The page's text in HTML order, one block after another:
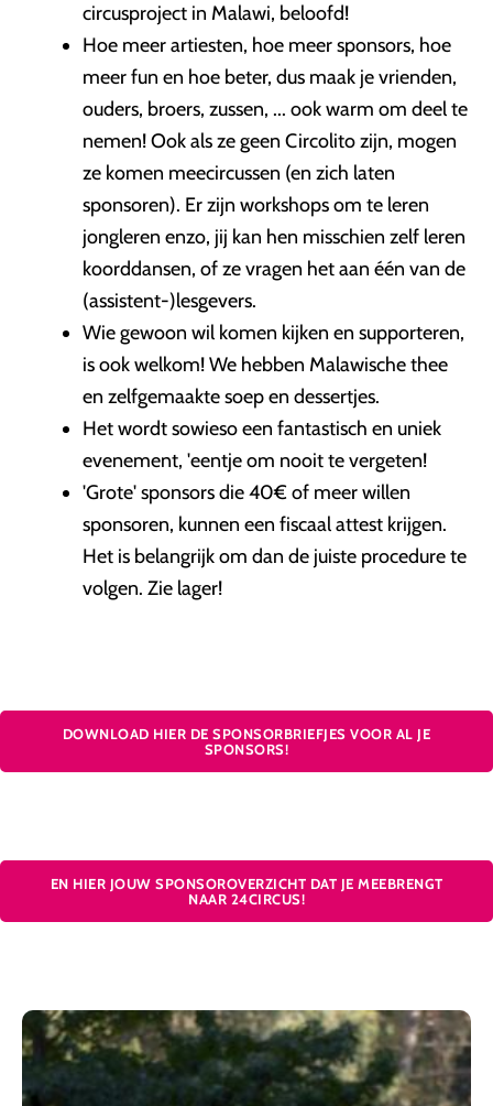
circusproject in Malawi, beloofd!
Hoe meer artiesten, hoe meer sponsors, hoe
meer fun en hoe beter, dus maak je vrienden,
ouders, broers, zussen, ... ook warm om deel te
nemen! Ook als ze geen Circolito zijn, mogen
ze komen meecircussen (en zich laten
sponsoren). Er zijn workshops om te leren
jongleren enzo, jij kan hen misschien zelf leren
koorddansen, of ze vragen het aan één van de
(assistent-)lesgevers.
Wie gewoon wil komen kijken en supporteren,
is ook welkom! We hebben Malawische thee
en zelfgemaakte soep en dessertjes.
Het wordt sowieso een fantastisch en uniek
evenement, 'eentje om nooit te vergeten!
'Grote' sponsors die 40€ of meer willen
sponsoren, kunnen een fiscaal attest krijgen.
Het is belangrijk om dan de juiste procedure te
volgen. Zie lager!
DOWNLOAD HIER DE SPONSORBRIEFJES VOOR AL JE
SPONSORS!
EN HIER JOUW SPONSOROVERZICHT DAT JE MEEBRENGT
NAAR 24CIRCUS!